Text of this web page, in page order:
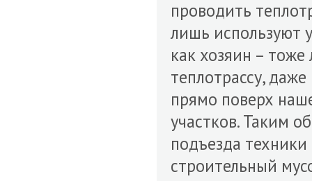
проводить
лишь используют
как хозяин –
теплотрассу,
прямо поверх
участков. Таким
подъезда
строительный